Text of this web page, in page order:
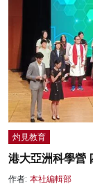
灼見教育
港大亞洲科學營
作者: 本社編輯部